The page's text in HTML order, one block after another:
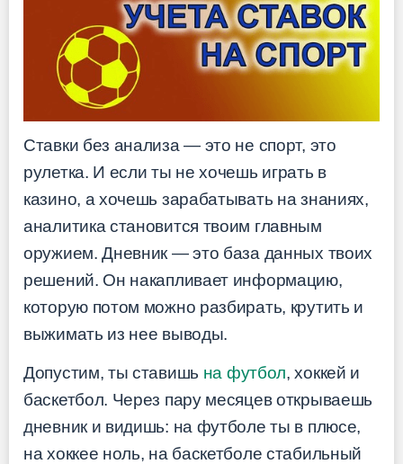
Ставки без анализа — это не спорт, это
рулетка. И если ты не хочешь играть в
казино, а хочешь зарабатывать на знаниях,
аналитика становится твоим главным
оружием. Дневник — это база данных твоих
решений. Он накапливает информацию,
которую потом можно разбирать, крутить и
выжимать из нее выводы.
Допустим, ты ставишь на футбол, хоккей и
баскетбол. Через пару месяцев открываешь
дневник и видишь: на футболе ты в плюсе,
на хоккее ноль, на баскетболе стабильный